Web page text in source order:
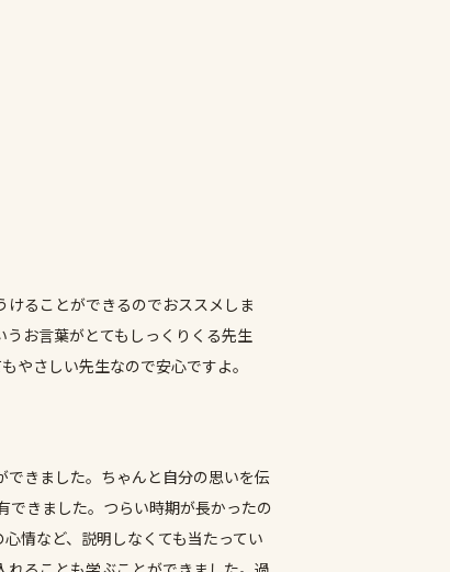
ることができるのでおススメしま
お言葉がとてもしっくりくる先生
やさしい先生なので安心ですよ。
きました。ちゃんと自分の思いを伝
できました。つらい時期が長かったの
情など、説明しなくても当たってい